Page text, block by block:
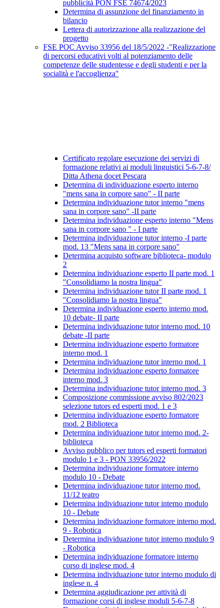
pubblicità PON FSE 74674/2023
Determina di assunzione del finanziamento in
bilancio
Lettera di autorizzazione alla realizzazione del
progetto
FSE POC Avviso 33956 del 18/5/2022 -"Realizzazione
di percorsi educativi volti al potenziamento delle
competenze delle studentesse e degli studenti e per la
socialità e l'accoglienza"
Certificato regolare esecuzione dei servizi di
formazione relativi ai moduli linguistici 5-6-7-8/
Ditta Athena docet Pescara
Determina di individuazione esperto interno
"mens sana in corpore sano" - II parte
Determina individuazione tutor interno "mens
sana in corpore sano" -II parte
Determina individuazione esperto interno "Mens
sana in corpore sano " - I parte
Determina individuazione tutor interno -I parte
mod. 13 "Mens sana in corpore sano"
Determina acquisto software biblioteca- modulo
2
Determina individuazione esperto II parte mod. 1
"Consolidiamo la nostra lingua"
Determina individuazione tutor II parte mod. 1
"Consolidiamo la nostra lingua"
Determina individuazione esperto interno mod.
10 debate- II parte
Determina individuazione tutor interno mod. 10
debate -II parte
Determina individuazione esperto formatore
interno mod. 1
Determina individuazione tutor interno mod. 1
Determina individuazione esperto formatore
interno mod. 3
Determina individuazione tutor interno mod. 3
Composizione commissione avviso 802/2023
selezione tutors ed esperti mod. 1 e 3
Determina individuazione esperto formatore
mod. 2 Biblioteca
Determina individuazione tutor interno mod. 2-
biblioteca
Avviso pubblico per tutors ed esperti formatori
modulo 1 e 3 - PON 33956/2022
Determina individuazione formatore interno
modulo 10 - Debate
Determina individuazione tutor interno mod.
11/12 teatro
Determina individuazione tutor interno modulo
10 - Debate
Determina individuazione formatore interno mod.
9 - Robotica
Determina individuazione tutor interno modulo 9
- Robotica
Determina individuazione formatore interno
corso di inglese mod. 4
Determina individuazione tutor interno modulo di
inglese n. 4
Determina aggiudicazione per attività di
formazione corsi di inglese moduli 5-6-7-8